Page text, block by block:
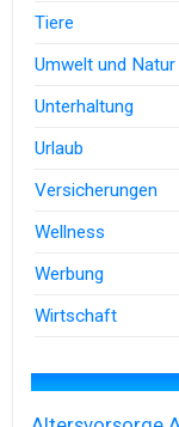
Tiere
Umwelt und Natur
Unterhaltung
Urlaub
Versicherungen
Wellness
Werbung
Wirtschaft